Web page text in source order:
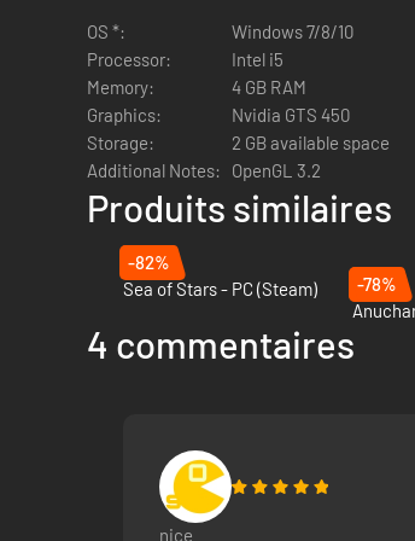
étranges campements et les forêts
Repoussez des monstres bizarres et des
sentez d'humeur magnanime ? Essayez
Contrôlez John et Sam pour résoudre
grands dangers.
OS *:
Windows 7/8/10
Processor:
Intel i5
Memory:
4 GB RAM
Graphics:
Nvidia GTS 450
Storage:
2 GB available space
Additional Notes:
OpenGL 3.2
Produits similaires
-82%
Sea of Stars - PC (Steam)
-78%
4 commentaires
nice